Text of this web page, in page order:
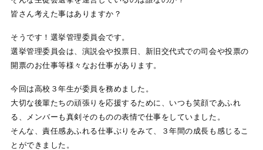
皆さん考えた事はありますか？
そうです！選挙管理委員会です。
選挙管理委員会は、演説会や投票日、新旧交代式での司会や投票の
開票のお仕事等様々なお仕事があります。
今回は高校３年生が委員を務めました。
大切な後輩たちの頑張りを応援するために、いつも笑顔であふれ
る、メンバーも真剣そのものの表情で仕事をしていました。
そんな、責任感あふれる仕事ぶりをみて、３年間の成長も感じるこ
とができました。